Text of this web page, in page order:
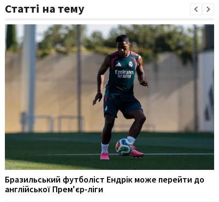
Статті на тему
Бразильський футболіст Ендрік може перейти до
англійської Прем'єр-ліги